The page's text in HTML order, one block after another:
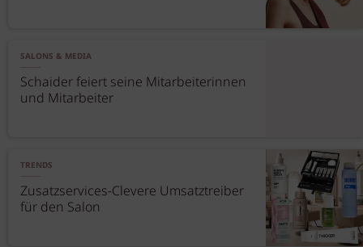
SALONS & MEDIA
Schaider feiert seine Mitarbeiterinnen
und Mitarbeiter
TRENDS
Zusatzservices-Clevere Umsatztreiber
für den Salon